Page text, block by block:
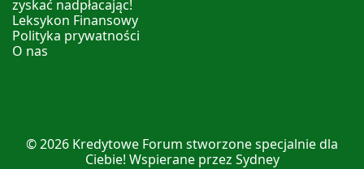
zyskać nadpłacając!
Leksykon Finansowy
Polityka prywatności
O nas
© 2026 Kredytowe Forum stworzone specjalnie dla
Ciebie! Wspierane przez Sydney